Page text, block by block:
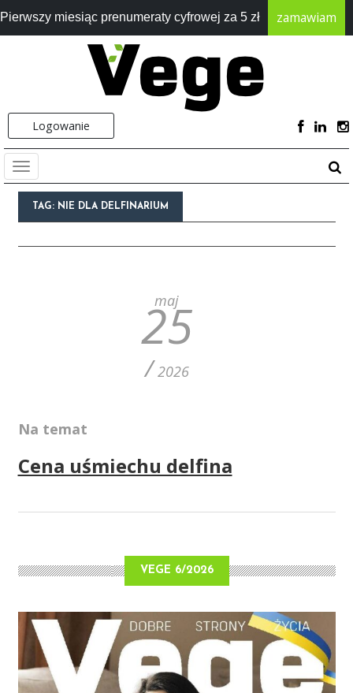
Pierwszy miesiąc prenumeraty cyfrowej za 5 zł zamawiam
Logowanie
TAG: NIE DLA DELFINARIUM
maj
25
/ 2026
Na temat
Cena uśmiechu delfina
VEGE 6/2026